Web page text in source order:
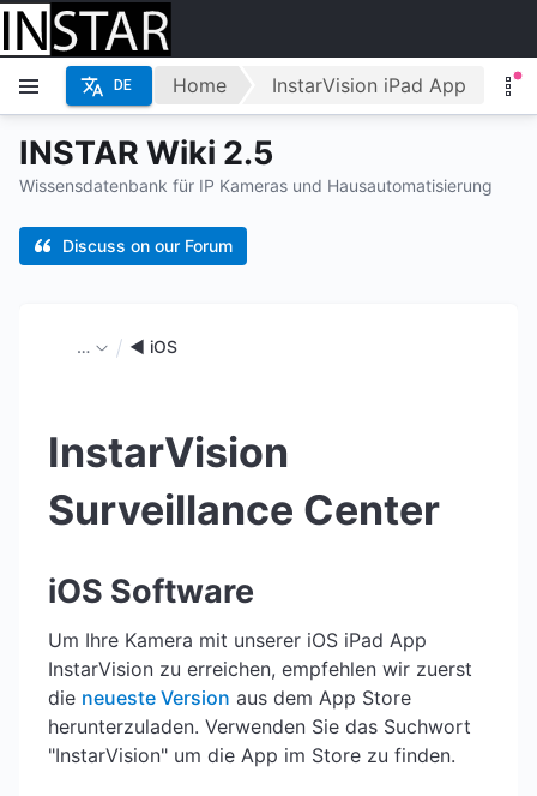
INSTAR Wiki 2.5
Wissensdatenbank für IP Kameras und Hausautomatisierung
Discuss on our Forum
DE Home InstarVision iPad App
… ◄ iOS
InstarVision
Surveillance Center
iOS Software
Um Ihre Kamera mit unserer iOS iPad App
InstarVision zu erreichen, empfehlen wir zuerst
die neueste Version aus dem App Store
herunterzuladen. Verwenden Sie das Suchwort
"InstarVision" um die App im Store zu finden.